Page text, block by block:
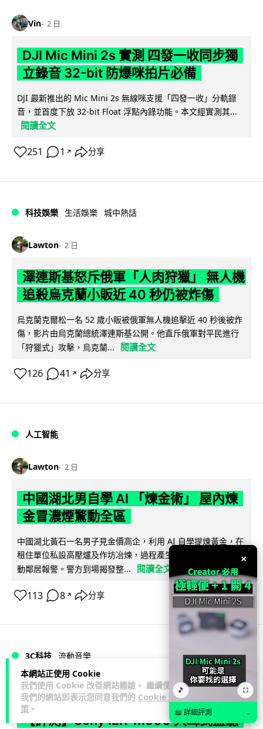
本網站正使用 Cookie
我們使用 Cookie 改善網站體驗。 繼續使用
我們的網站即表示您同意我們的 Cookie 政
策 。
Vin 2 日
DJI Mic Mini 2s 實測 四發一收同步獨
立錄音 32-bit 防爆咪拍片必備
DJI 最新推出的 Mic Mini 2s 無線咪支援「四發一收」分軌錄
音，並首度下放 32-bit Float 浮點內錄功能。本文經實測其...
閱讀全文
251 1 ↗ 分享
科技娛樂 生活娛樂 城中熱話
Lawton 2 日
澤連斯基怒斥俄軍「人肉狩獵」 無人機
追殺烏克蘭小販近 40 秒仍被炸傷
烏克蘭克爾松一名 52 歲小販被俄軍無人機追擊近 40 秒後被炸
傷，影片由烏克蘭總統澤連斯基公開。他直斥俄軍對平民進行
「狩獵式」攻擊，烏克蘭...
閱讀全文
126 41 ↗ 分享
人工智能
Lawton 2 日
中國湖北男自學 AI 「煉金術」 屋內煉
金冒濃煙驚動全區
中國湖北黃石一名男子見金價高企，利用 AI 自學提煉黃金，在
租住單位私設高壓爐及作坊冶煉，過程產生大量刺鼻濃煙，驚
動鄰居報警。警方到場揭發整...
閱讀全文
113 8 ↗ 分享
3C科技 流動音樂
Lawton 2 日 89
【評測】Sony IER-M500 入耳式監聽
×
🎵 ⛶
📖 詳細評測 →